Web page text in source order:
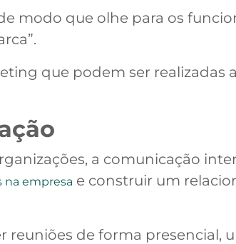
modo que olhe para os
que podem ser realizadas
a comunicação
na empresa e construir um
de forma presencial,